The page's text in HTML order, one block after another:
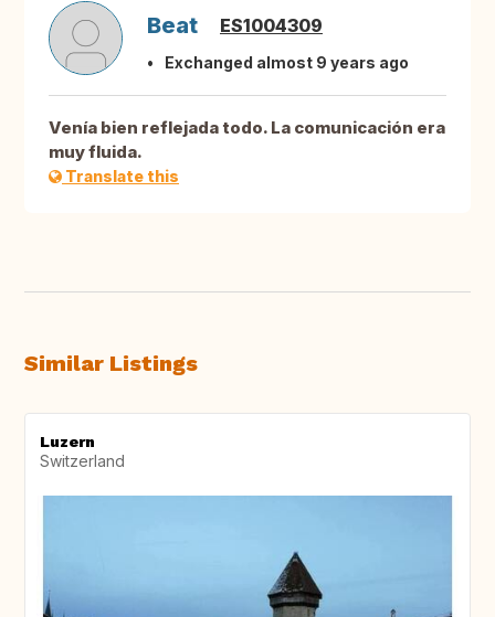
Beat ES1004309
Exchanged almost 9 years ago
Venía bien reflejada todo. La comunicación era
muy fluida.
Translate this
Similar Listings
Luzern
Switzerland